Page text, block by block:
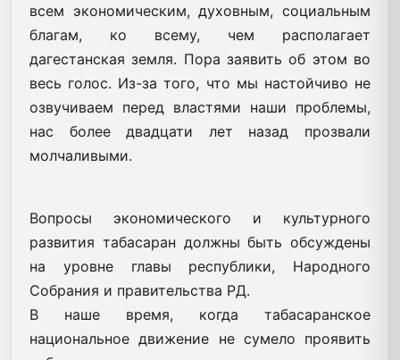
всем экономическим, духовным, социальным
благам, ко всему, чем располагает
дагестанская земля. Пора заявить об этом во
весь голос. Из-за того, что мы настойчиво не
озвучиваем перед властями наши проблемы,
нас более двадцати лет назад прозвали
молчаливыми.
Вопросы экономического и культурного
развития табасаран должны быть обсуждены
на уровне главы республики, Народного
Собрания и правительства РД.
В наше время, когда табасаранское
национальное движение не сумело проявить